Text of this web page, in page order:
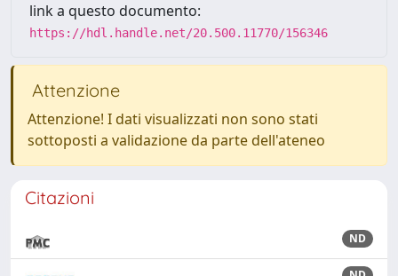
link a questo documento:
https://hdl.handle.net/20.500.11770/156346
Attenzione
Attenzione! I dati visualizzati non sono stati
sottoposti a validazione da parte dell'ateneo
Citazioni
ND